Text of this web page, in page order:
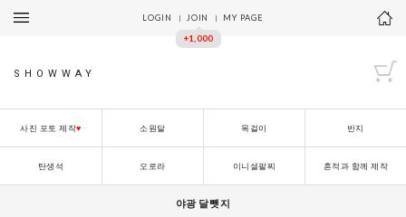
LOGIN JOIN
+1,000
MY PAGE
SHOWWAY
사진 포토 제작♥ 소원달 목걸이 반지
탄생석 오로라 이니셜팔찌 흔적과 함께 제작
야광 달뺏지